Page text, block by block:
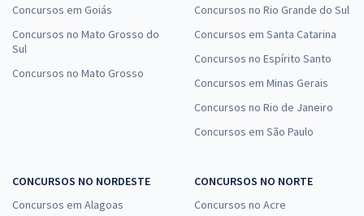
Concursos em Goiás
Concursos no Mato Grosso do
Sul
Concursos no Mato Grosso
Concursos no Rio Grande do Sul
Concursos em Santa Catarina
Concursos no Espírito Santo
Concursos em Minas Gerais
Concursos no Rio de Janeiro
Concursos em São Paulo
CONCURSOS NO NORDESTE
Concursos em Alagoas
CONCURSOS NO NORTE
Concursos no Acre